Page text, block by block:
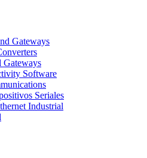
Gateways
Gateways
Software
Seriales
Industrial